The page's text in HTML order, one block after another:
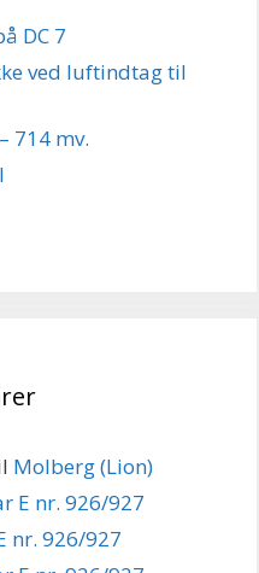
DC 7
ved luftindtag til
714 mv.
Molberg (Lion)
E nr. 926/927
nr. 926/927